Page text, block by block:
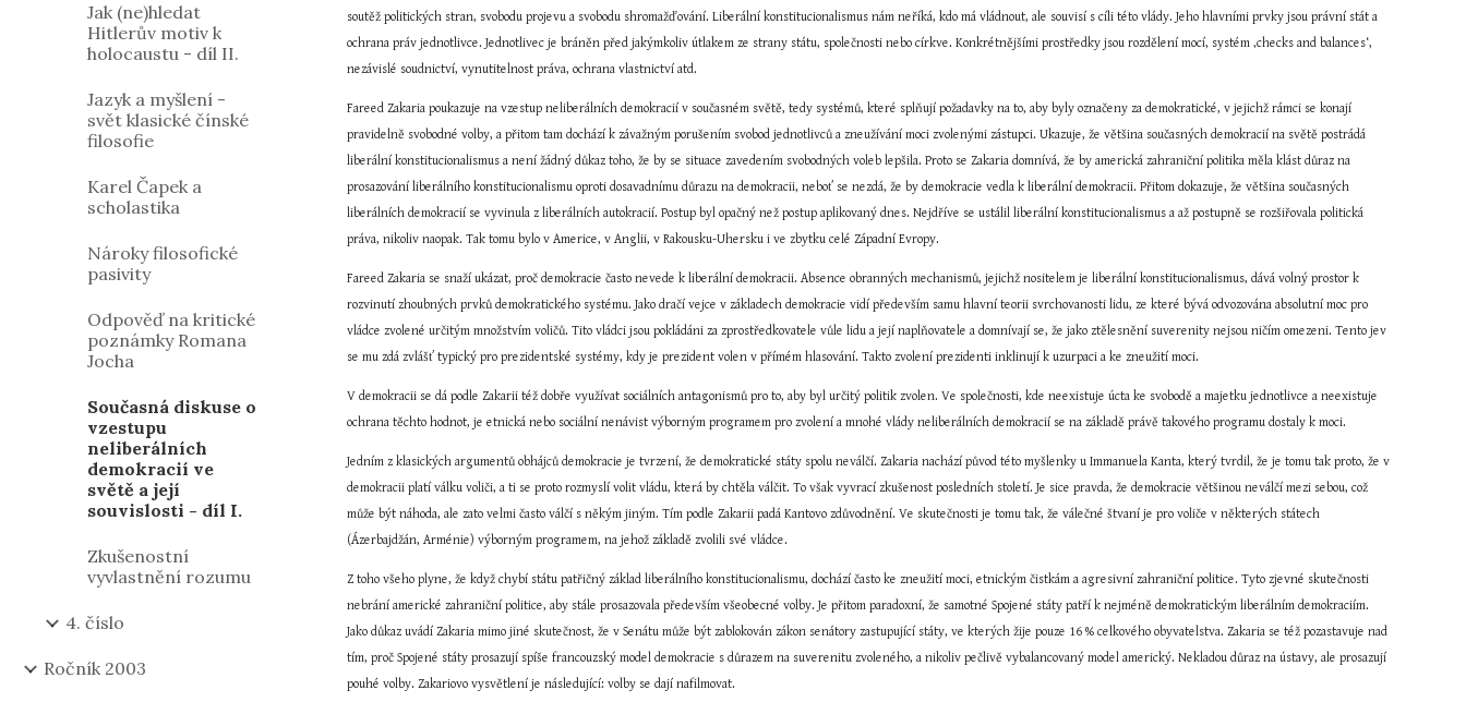
Jak (ne)hledat
Hitlerův motiv k
holocaustu - díl II.
Jazyk a myšlení -
svět klasické čínské
filosofie
Karel Čapek a
scholastika
Nároky filosofické
pasivity
Odpověď na kritické
poznámky Romana
Jocha
Současná diskuse o
vzestupu
neliberálních
demokracií ve
světě a její
souvislosti - díl I.
Zkušenostní
vyvlastnění rozumu
4. číslo
Ročník 2003
soutěž politických stran, svobodu projevu a svobodu shromažďování. Liberální konstitucionalismus nám neříká, kdo má vládnout, ale souvisí s cíli této vlády. Jeho hlavními prvky jsou právní stát a
ochrana práv jednotlivce. Jednotlivec je bráněn před jakýmkoliv útlakem ze strany státu, společnosti nebo církve. Konkrétnějšími prostředky jsou rozdělení mocí, systém ‚checks and balances‘,
nezávislé soudnictví, vynutitelnost práva, ochrana vlastnictví atd.
Fareed Zakaria poukazuje na vzestup neliberálních demokracií v současném světě, tedy systémů, které splňují požadavky na to, aby byly označeny za demokratické, v jejichž rámci se konají
pravidelně svobodné volby, a přitom tam dochází k závažným porušením svobod jednotlivců a zneužívání moci zvolenými zástupci. Ukazuje, že většina současných demokracií na světě postrádá
liberální konstitucionalismus a není žádný důkaz toho, že by se situace zavedením svobodných voleb lepšila. Proto se Zakaria domnívá, že by americká zahraniční politika měla klást důraz na
prosazování liberálního konstitucionalismu oproti dosavadnímu důrazu na demokracii, neboť se nezdá, že by demokracie vedla k liberální demokracii. Přitom dokazuje, že většina současných
liberálních demokracií se vyvinula z liberálních autokracií. Postup byl opačný než postup aplikovaný dnes. Nejdříve se ustálil liberální konstitucionalismus a až postupně se rozšiřovala politická
práva, nikoliv naopak. Tak tomu bylo v Americe, v Anglii, v Rakousku-Uhersku i ve zbytku celé Západní Evropy.
Fareed Zakaria se snaží ukázat, proč demokracie často nevede k liberální demokracii. Absence obranných mechanismů, jejichž nositelem je liberální konstitucionalismus, dává volný prostor k
rozvinutí zhoubných prvků demokratického systému. Jako dračí vejce v základech demokracie vidí především samu hlavní teorii svrchovanosti lidu, ze které bývá odvozována absolutní moc pro
vládce zvolené určitým množstvím voličů. Tito vládci jsou pokládáni za zprostředkovatele vůle lidu a její naplňovatele a domnívají se, že jako ztělesnění suverenity nejsou ničím omezeni. Tento jev
se mu zdá zvlášť typický pro prezidentské systémy, kdy je prezident volen v přímém hlasování. Takto zvolení prezidenti inklinují k uzurpaci a ke zneužití moci.
V demokracii se dá podle Zakarii též dobře využívat sociálních antagonismů pro to, aby byl určitý politik zvolen. Ve společnosti, kde neexistuje úcta ke svobodě a majetku jednotlivce a neexistuje
ochrana těchto hodnot, je etnická nebo sociální nenávist výborným programem pro zvolení a mnohé vlády neliberálních demokracií se na základě právě takového programu dostaly k moci.
Jedním z klasických argumentů obhájců demokracie je tvrzení, že demokratické státy spolu neválčí. Zakaria nachází původ této myšlenky u Immanuela Kanta, který tvrdil, že je tomu tak proto, že v
demokracii platí válku voliči, a ti se proto rozmyslí volit vládu, která by chtěla válčit. To však vyvrací zkušenost posledních století. Je sice pravda, že demokracie většinou neválčí mezi sebou, což
může být náhoda, ale zato velmi často válčí s někým jiným. Tím podle Zakarii padá Kantovo zdůvodnění. Ve skutečnosti je tomu tak, že válečné štvaní je pro voliče v některých státech
(Ázerbajdžán, Arménie) výborným programem, na jehož základě zvolili své vládce.
Z toho všeho plyne, že když chybí státu patřičný základ liberálního konstitucionalismu, dochází často ke zneužití moci, etnickým čistkám a agresivní zahraniční politice. Tyto zjevné skutečnosti
nebrání americké zahraniční politice, aby stále prosazovala především všeobecné volby. Je přitom paradoxní, že samotné Spojené státy patří k nejméně demokratickým liberálním demokraciím.
Jako důkaz uvádí Zakaria mimo jiné skutečnost, že v Senátu může být zablokován zákon senátory zastupující státy, ve kterých žije pouze 16 % celkového obyvatelstva. Zakaria se též pozastavuje nad
tím, proč Spojené státy prosazují spíše francouzský model demokracie s důrazem na suverenitu zvoleného, a nikoliv pečlivě vybalancovaný model americký. Nekladou důraz na ústavy, ale prosazují
pouhé volby. Zakariovo vysvětlení je následující: volby se dají nafilmovat.